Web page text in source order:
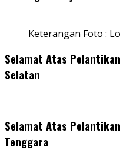
Keterangan Foto :
Selamat Atas
Selatan
Selamat Atas
Tenggara